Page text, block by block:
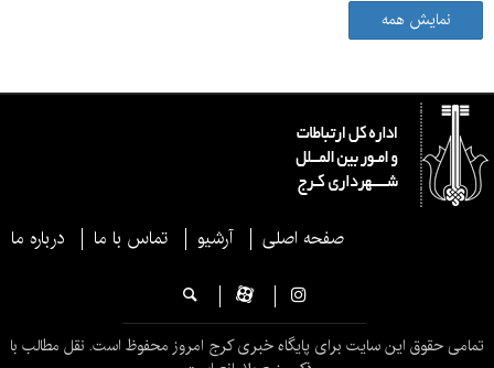
نمایش همه
صفحه اصلی آرشیو تماس با ما درباره ما
تمامی حقوق این سایت برای پایگاه خبری کرج امروز محفوظ است. نقل مطالب با